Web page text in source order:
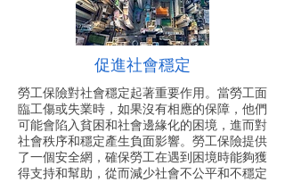
促進社會穩定
勞工保險對社會穩定起著重要作用。當勞工面
臨工傷或失業時，如果沒有相應的保障，他們
可能會陷入貧困和社會邊緣化的困境，進而對
社會秩序和穩定產生負面影響。勞工保險提供
了一個安全網，確保勞工在遇到困境時能夠獲
得支持和幫助，從而減少社會不公平和不穩定